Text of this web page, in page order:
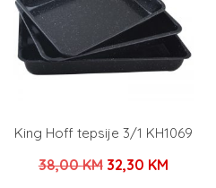
King Hoff tepsije 3/1 KH1069
38,00KM Izvorna
32,30 KM